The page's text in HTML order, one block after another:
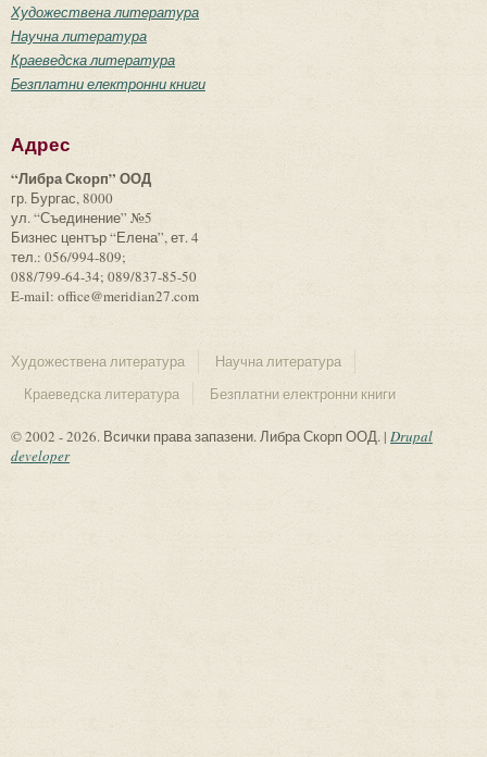
Художествена литература
Научна литература
Краеведска литература
Безплатни електронни книги
Адрес
“Либра Скорп” ООД
гр. Бургас, 8000
ул. “Съединение” №5
Бизнес център “Елена”, ет. 4
тел.: 056/994-809;
088/799-64-34; 089/837-85-50
E-mail: office@meridian27.com
Художествена литература
Научна литература
Краеведска литература
Безплатни електронни книги
© 2002 - 2026. Всички права запазени. Либра Скорп ООД. | Drupal
developer